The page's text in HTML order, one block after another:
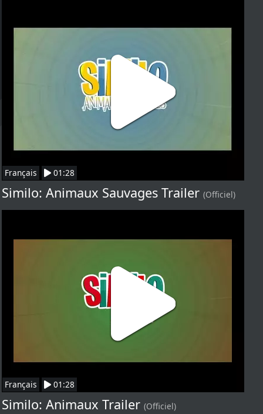
Français 01:28
Similo: Animaux Sauvages Trailer (Officiel)
Français 01:28
Similo: Animaux Trailer (Officiel)